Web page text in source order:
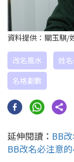
資料提供：關玉騏/
改名風水 姓
名格劃數
延伸閱讀： BB
BB改名必注意